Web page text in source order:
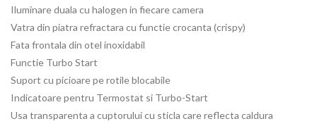
Iluminare duala cu halogen in fiecare camera
Vatra din piatra refractara cu functie crocanta (crispy)
Fata frontala din otel inoxidabil
Functie Turbo Start
Suport cu picioare pe rotile blocabile
Indicatoare pentru Termostat si Turbo-Start
Usa transparenta a cuptorului cu sticla care reflecta caldura